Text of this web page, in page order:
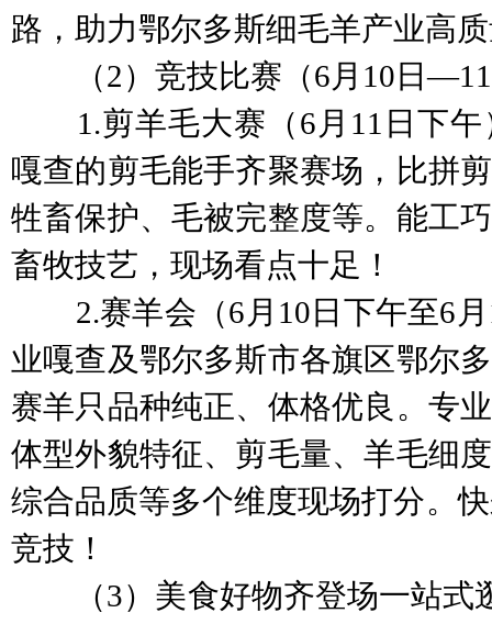
路，助力鄂尔多斯细毛羊产业高
（2）竞技比赛（6月10日
1.剪羊毛大赛（6月11日下午
嘎查的剪毛能手齐聚赛场，比拼
牲畜保护、毛被完整度等。能工
畜牧技艺，现场看点十足！
2.赛羊会（6月10日下午至6月
业嘎查及鄂尔多斯市各旗区鄂尔
赛羊只品种纯正、体格优良。专
体型外貌特征、剪毛量、羊毛细
综合品质等多个维度现场打分。
竞技！
（3）美食好物齐登场一站式